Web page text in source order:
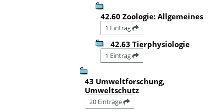
42.60 Zoologie: Allgemeines
1 Eintrag
42.63 Tierphysiologie
1 Eintrag
43 Umweltforschung,
Umweltschutz
20 Einträge